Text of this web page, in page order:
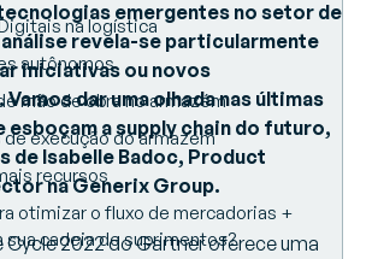
emergentes no setor de
análise revela-se particularmente
iniciativas ou novos
dar uma olhada nas últimas
esboçam asupply chain do futuro,
de Isabelle Badoc, Product
na Generix Group.
Cycle 2022 do Gartner oferece uma
na logística
autônomos
mão de obra no armazém
execução do armazém
recursos
otimizar o fluxo de mercadorias +
sua cadeia de suprimentos?